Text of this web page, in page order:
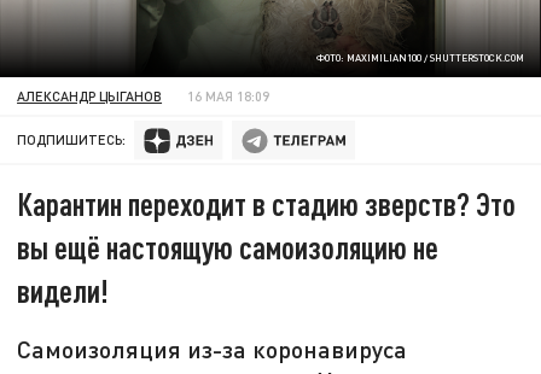
ФОТО: MAXIMILIAN100 / SHUTTERSTOCK.COM
АЛЕКСАНДР ЦЫГАНОВ 16 МАЯ 18:09
ПОДПИШИТЕСЬ:
Карантин переходит в стадию зверств? Это
вы ещё настоящую самоизоляцию не
видели!
Самоизоляция из-за коронавируса